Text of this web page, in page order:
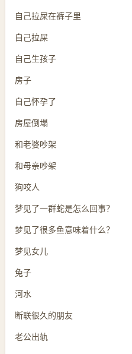
自己拉屎在裤子里
自己拉屎
自己生孩子
房子
自己怀孕了
房屋倒塌
和老婆吵架
和母亲吵架
狗咬人
梦见了一群蛇是怎么回事？
梦见了很多鱼意味着什么？
梦见女儿
兔子
河水
断联很久的朋友
老公出轨